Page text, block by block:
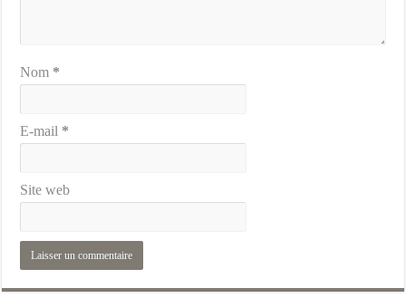
Nom *
E-mail *
Site web